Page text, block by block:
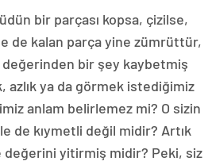
bir parçası kopsa, çizilse,
de kalan parça yine zümrüttür,
bir şey kaybetmiş
azlık ya da görmek istediğimiz
anlam belirlemez mi? O sizin
de kıymetli değil midir? Artık
yitirmiş midir? Peki, siz